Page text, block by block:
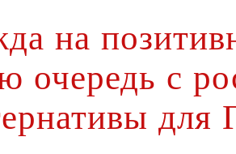
на
очередь с
для